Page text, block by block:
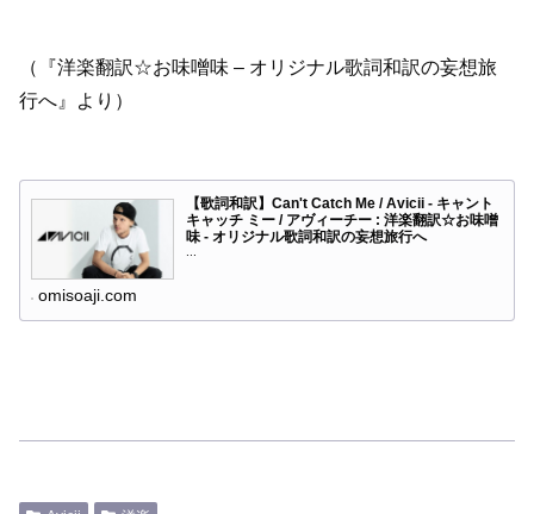
（『洋楽翻訳☆お味噌味 – オリジナル歌詞和訳の妄想旅
行へ』より）
【歌詞和訳】Can't Catch Me / Avicii - キャント
キャッチ ミー / アヴィーチー : 洋楽翻訳☆お味噌
味 - オリジナル歌詞和訳の妄想旅行へ
omisoaji.com